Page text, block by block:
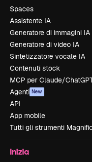
Spaces
Assistente IA
Generatore di immagini IA
Generatore di video IA
Sintetizzatore vocale IA
Contenuti stock
MCP per Claude/
Agenti New
API
App mobile
Tutti gli strumenti Magnific
Inizia